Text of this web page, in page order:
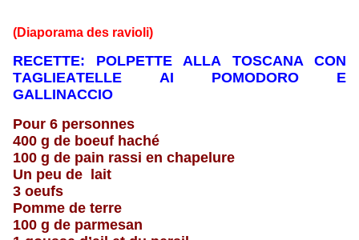
(Diaporama des ravioli)
RECETTE: POLPETTE ALLA TOSCANA CON
TAGLIEATELLE AI POMODORO E
GALLINACCIO
Pour 6 personnes
400 g de boeuf haché
100 g de pain rassi en chapelure
Un peu de lait
3 oeufs
Pomme de terre
100 g de parmesan